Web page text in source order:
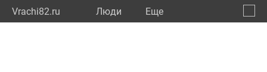
Vrachi82.ru Люди Eще